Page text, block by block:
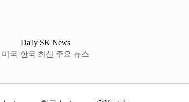
Daily SK News
미국·한국 최신 주요 뉴스